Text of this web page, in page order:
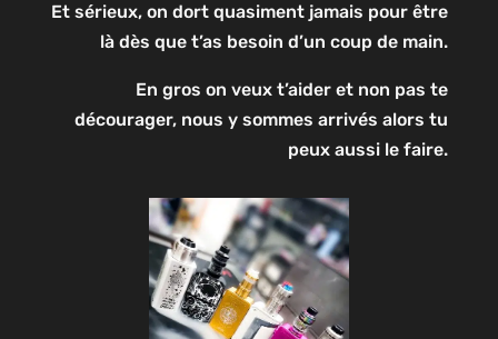
Et sérieux, on dort quasiment jamais pour être
là dès que t’as besoin d’un coup de main.
En gros on veux t’aider et non pas te
décourager, nous y sommes arrivés alors tu
peux aussi le faire.